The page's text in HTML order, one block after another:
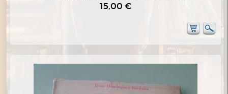
15,00 €